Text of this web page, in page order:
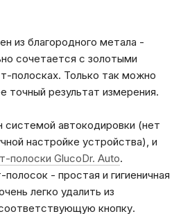
из благородного метала -
сочетается с золотыми
полосках. Только так можно
точный результат измерения.
автокодировки (нет
настройке устройства), и
полоски GlucoDr. Auto.
- простая и гигиеничная
легко удалить из
кнопку.